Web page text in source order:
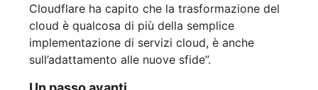
Cloudflare ha capito che la trasformazione del
cloud è qualcosa di più della semplice
implementazione di servizi cloud, è anche
sull’adattamento alle nuove sfide”.